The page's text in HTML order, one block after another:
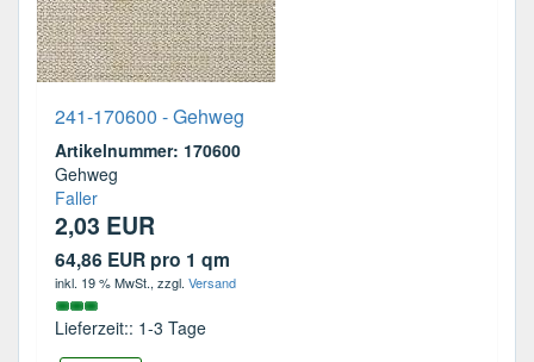
241-170600 - Gehweg
Artikelnummer: 170600
Gehweg
Faller
2,03 EUR
64,86 EUR pro 1 qm
inkl. 19 % MwSt., zzgl. Versand
Lieferzeit:: 1-3 Tage